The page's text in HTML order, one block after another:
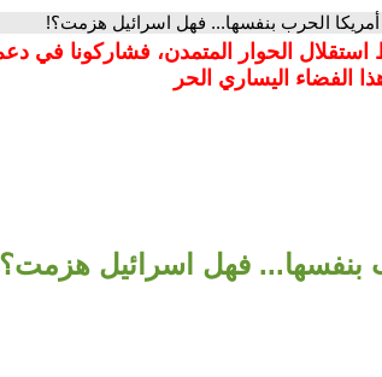
أمريكا الحرب بنفسها... فهل اسرائيل هزمت؟!
استقلال الحوار المتمدن، فشاركونا في
الفضاء اليساري الحر
بنفسها... فهل اسرائيل